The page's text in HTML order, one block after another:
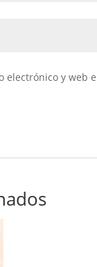
electrónico y web